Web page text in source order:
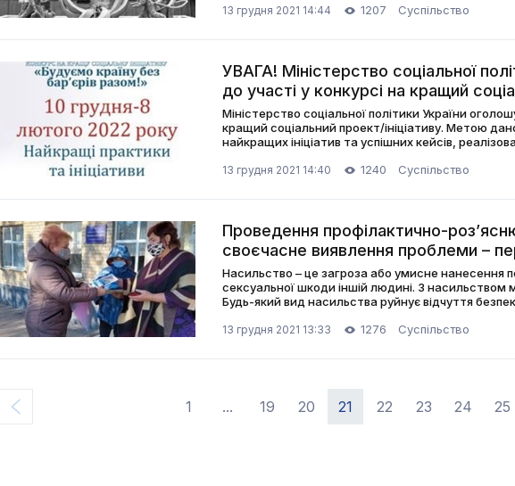
13 грудня 2021 14:44 1207 Суспільство
УВАГА! Міністерство соціальної
до участі у конкурсі на кращий
ініціативу!
Міністерство соціальної політики України
кращий соціальний проект/ініціативу. Метою
найкращих ініціатив та успішних кейсів,
13 грудня 2021 14:40 1240 Суспільство
Проведення профілактично-
своєчасне виявлення проблеми –
подолання насильства
Насильство – це загроза або умисне нанесення
сексуальної шкоди іншій людині. З
Будь-який вид насильства руйнує відчуття
13 грудня 2021 13:33 1276 Суспільство
1 ... 19 20 21 22 23 24 25